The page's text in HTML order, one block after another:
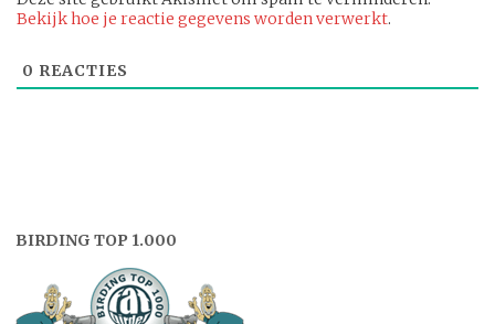
Bekijk hoe je reactie gegevens worden verwerkt.
0 REACTIES
BIRDING TOP 1.000